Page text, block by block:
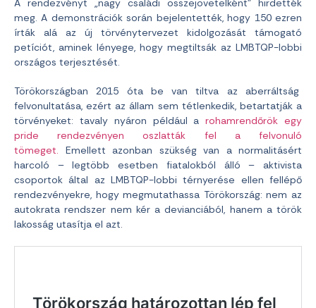
A rendezvényt „nagy családi összejövetelként” hirdették
meg. A demonstrációk során bejelentették, hogy 150 ezren
írták alá az új törvénytervezet kidolgozását támogató
petíciót, aminek lényege, hogy megtiltsák az LMBTQP-lobbi
országos terjesztését.
Törökországban 2015 óta be van tiltva az aberráltság
felvonultatása, ezért az állam sem tétlenkedik, betartatják a
törvényeket: tavaly nyáron például arohamrendőrök egy
pride rendezvényen oszlatták fel a felvonuló
tömeget. Emellett azonban szükség van a normalitásért
harcoló – legtöbb esetben fiatalokból álló – aktivista
csoportok által az LMBTQP-lobbi térnyerése ellen fellépő
rendezvényekre, hogy megmutathassa Törökország: nem az
autokrata rendszer nem kér a devianciából, hanem a török
lakosság utasítja el azt.